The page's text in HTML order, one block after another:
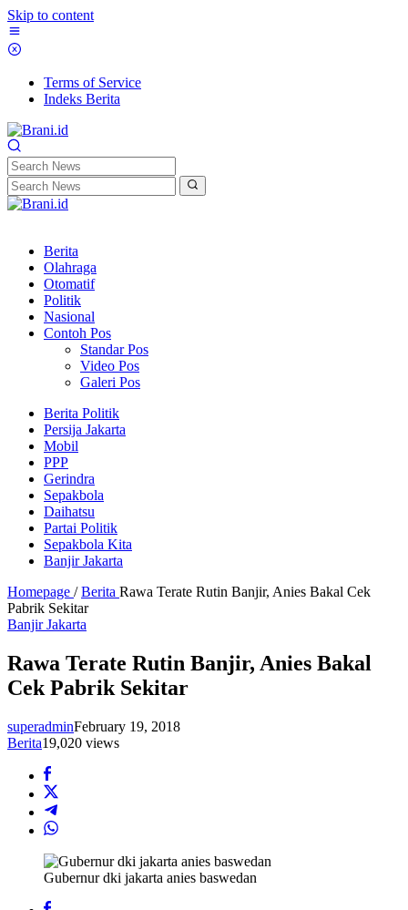
Skip to content
Terms of Service
Indeks Berita
Berita
Olahraga
Otomatif
Politik
Nasional
Contoh Pos
Standar Pos
Video Pos
Galeri Pos
Berita Politik
Persija Jakarta
Mobil
PPP
Gerindra
Sepakbola
Daihatsu
Partai Politik
Sepakbola Kita
Banjir Jakarta
Homepage / Berita Rawa Terate Rutin Banjir, Anies Bakal Cek
Pabrik Sekitar
Banjir Jakarta
Rawa Terate Rutin Banjir, Anies Bakal
Cek Pabrik Sekitar
superadminFebruary 19, 2018
Berita19,020 views
Gubernur dki jakarta anies baswedan